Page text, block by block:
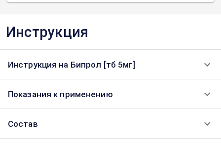
Инструкция
Инструкция на Бипрол [тб 5мг]
Показания к применению
Состав